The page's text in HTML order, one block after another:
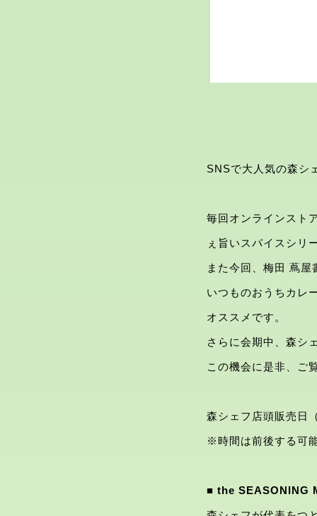
SNSで大人気の森シ
毎回オンラインスト
ぇ旨いスパイスシリ
また今回、梅田 蔦
いつものおうちカレ
オススメです。
さらに会期中、森シ
この機会に是非、ご
森シェフ店頭販売日
※時間は前後する可
■ the SEASONING